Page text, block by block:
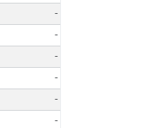
-
-
-
-
-
-